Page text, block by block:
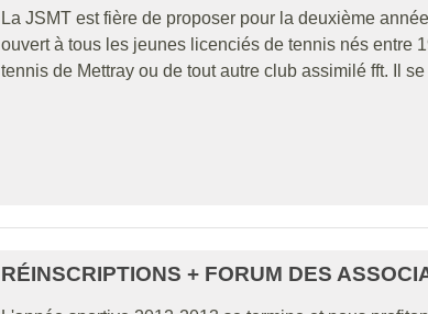
La JSMT est fière de proposer pour la deuxième
ouvert à tous les jeunes licenciés de tennis nés entre
tennis de Mettray ou de tout autre club assimilé fft. Il se
RÉINSCRIPTIONS + FORUM DES